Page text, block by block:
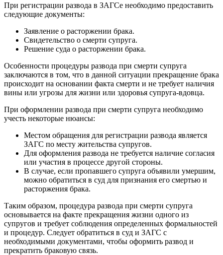
При регистрации развода в ЗАГСе необходимо предоставить
следующие документы:
Заявление о расторжении брака.
Свидетельство о смерти супруга.
Решение суда о расторжении брака.
Особенности процедуры развода при смерти супруга
заключаются в том, что в данной ситуации прекращение брака
происходит на основании факта смерти и не требует наличия
вины или угрозы для жизни или здоровья супруга-вдовца.
При оформлении развода при смерти супруга необходимо
учесть некоторые нюансы:
Местом обращения для регистрации развода является
ЗАГС по месту жительства супругов.
Для оформления развода не требуется наличие согласия
или участия в процессе другой стороны.
В случае, если пропавшего супруга объявили умершим,
можно обратиться в суд для признания его смертью и
расторжения брака.
Таким образом, процедура развода при смерти супруга
основывается на факте прекращения жизни одного из
супругов и требует соблюдения определенных формальностей
и процедур. Следует обратиться в суд и ЗАГС с
необходимыми документами, чтобы оформить развод и
прекратить браковую связь.